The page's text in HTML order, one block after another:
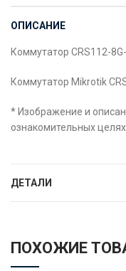
ОПИСАНИЕ
Коммутатор CRS112-
Коммутатор Mikrotik
* Изображение и
ознакомительных
ДЕТАЛИ
ПОХОЖИЕ